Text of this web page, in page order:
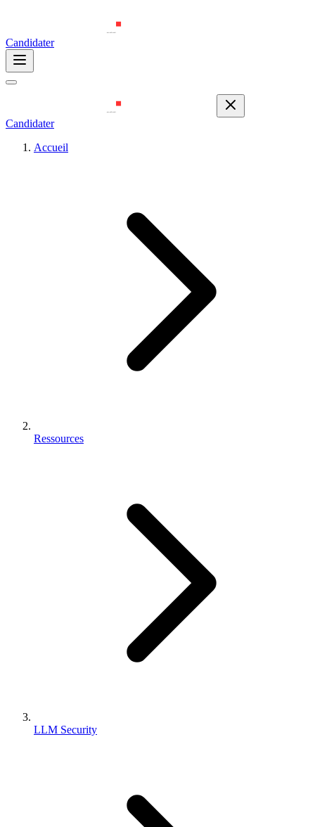
Candidater
Candidater
Accueil
Ressources
LLM Security